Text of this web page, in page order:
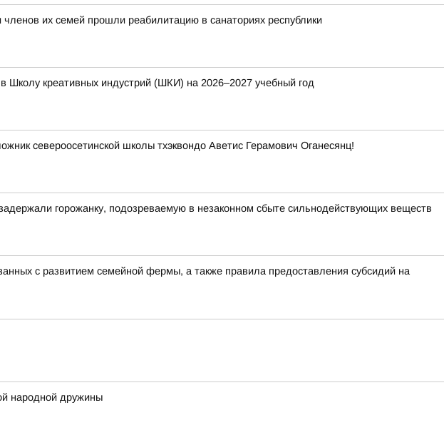
их семей прошли реабилитацию в санаториях республики
Школу креативных индустрий (ШКИ) на 2026–2027 учебный год
североосетинской школы тхэквондо Аветис Герамович Оганесянц!
горожанку, подозреваемую в незаконном сбыте сильнодействующих веществ
с развитием семейной фермы, а также правила предоставления субсидий на
народной дружины